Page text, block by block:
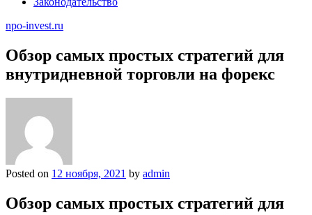
npo-invest.ru
Обзор самых простых стратегий для
внутридневной торговли на форекс
Posted on 12 ноября, 2021 by admin
Обзор самых простых стратегий для